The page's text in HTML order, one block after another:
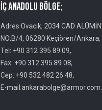
İç Anadolu Bölge;
Adres Ovacık, 2034 CAD
NO:B/4, 06280 Keçiören/Ankara,
Tel: +90 312 395 89 09,
Fax: +90 312 395 89 08,
Cep: +90 532 482 26 48,
E-